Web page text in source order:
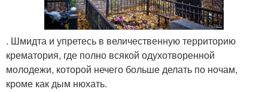
. Шмидта и упретесь в величественную территорию
крематория, где полно всякой одухотворенной
молодежи, которой нечего больше делать по ночам,
кроме как дым нюхать.